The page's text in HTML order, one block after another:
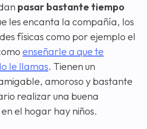
pasar bastante tiempo
les encanta la compañía, los
físicas como por ejemplo el
enseñarle a que te
le llamas. Tienen un
amoroso y bastante
realizar una buena
el hogar hay niños.